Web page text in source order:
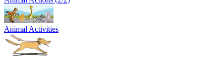
Animal Activities